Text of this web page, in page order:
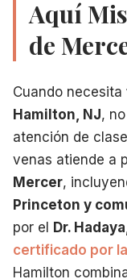
Aquí
de
Cuando necesita
Hamilton, NJ,
atención de
venas atiende a
Mercer,
Princeton y
por el Dr.
certificado por
Hamilton